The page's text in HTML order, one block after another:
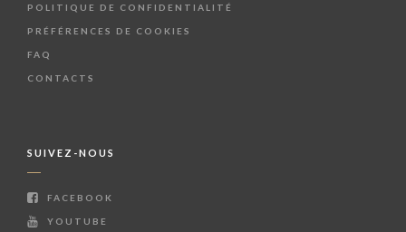
POLITIQUE DE CONFIDENTIALITÉ
PRÉFÉRENCES DE COOKIES
FAQ
CONTACTS
SUIVEZ-NOUS
FACEBOOK
YOUTUBE